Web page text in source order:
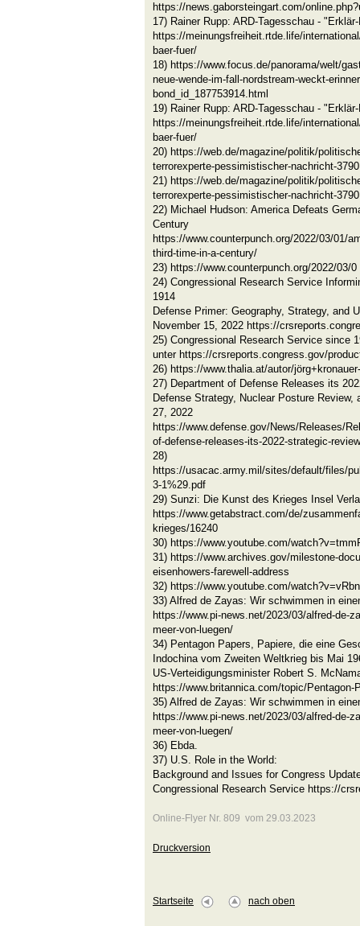
https://news.gaborsteingart.com/
17) Rainer Rupp: ARD-Tagesschau -
https://meinungsfreiheit.rtde.life/
baer-fuer/
18) https://www.focus.de/panorama/welt/
neue-wende-im-fall-nordstream-weckt-
bond_id_187753914.html
19) Rainer Rupp: ARD-Tagesschau -
https://meinungsfreiheit.rtde.life/
baer-fuer/
20) https://web.de/magazine/politik/
terrorexperte-pessimistischer-nachricht-
21) https://web.de/magazine/politik/
terrorexperte-pessimistischer-nachricht-
22) Michael Hudson: America Defeats
Century
https://www.counterpunch.org/2022/03/01/
third-time-in-a-century/
23) https://www.counterpunch.org/2022/03/0
24) Congressional Research Service
1914
Defense Primer: Geography, Strategy, and
November 15, 2022 https://
25) Congressional Research Service since
unter https://crsreports.congress.gov/
26) https://www.thalia.at/autor/
27) Department of Defense Releases its
Defense Strategy, Nuclear Posture
27, 2022
https://www.defense.gov/News/Releases/
of-defense-releases-its-2022-strategic-
28)
https://usacac.army.mil/sites/default/files/
3-1%29.pdf
29) Sunzi: Die Kunst des Krieges Insel
https://www.getabstract.com/de/
krieges/16240
30) https://www.youtube.com/
31) https://www.archives.gov/milestone-
eisenhowers-farewell-address
32) https://www.youtube.com/
33) Alfred de Zayas: Wir schwimmen in
https://www.pi-news.net/2023/03/alfred-de-
meer-von-luegen/
34) Pentagon Papers, Papiere, die eine
Indochina vom Zweiten Weltkrieg bis Mai
US-Verteidigungsminister Robert S.
https://www.britannica.com/topic/Pentagon-
35) Alfred de Zayas: Wir schwimmen in
https://www.pi-news.net/2023/03/alfred-de-
meer-von-luegen/
36) Ebda.
37) U.S. Role in the World:
Background and Issues for Congress
Congressional Research Service https://
Online-Flyer Nr. 809 vom 29.03.2023
Druckversion
Startseite nach oben